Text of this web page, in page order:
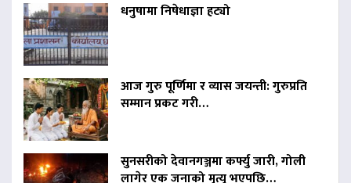
धनुषामा निषेधाज्ञा हट्यो
आज गुरु पूर्णिमा र व्यास जयन्ती: गुरुप्रति
सम्मान प्रकट गरी…
सुनसरीको देवानगञ्जमा कर्फ्यु जारी, गोली